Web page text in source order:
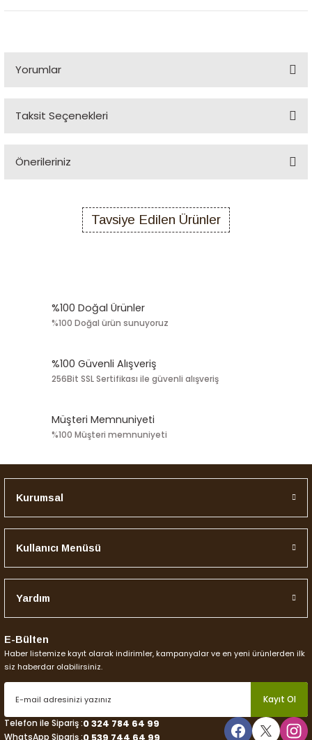
Yorumlar
Bu ürüne ilk yorumu siz yapın!
Taksit Seçenekleri
Önerileriniz
konularda yetersiz gördüğünüz noktaları öneri formunu kullanarak
tarafımıza iletebilirsiniz.
Görüş ve önerileriniz için teşekkür ederiz.
Ürün bilgilerinde hatalar bulunuyor.
Ürün fiyatı diğer sitelerden daha pahalı.
Gönder
Tavsiye Edilen Ürünler
230,00 TL
Ürünü Sepete Ekle
Tükendi
Sazak Yakan Biber Turşusu 1 lik Pet
Sazak Zeytin
750,00 TL
%100 Doğal Ürünler
%100 Doğal ürün sunuyoruz
%100 Güvenli Alışveriş
256Bit SSL Sertifikası ile güvenli alışveriş
Müşteri Memnuniyeti
%100 Müşteri memnuniyeti
Kurumsal
Kullanıcı Menüsü
Yardım
E-Bülten
Haber listemize kayıt olarak indirimler, kampanyalar ve en yeni ürünlerden ilk
siz haberdar olabilirsiniz.
Kayıt Ol
Telefon ile Sipariş :0 324 784 64 99
WhatsApp Sipariş :0 539 744 64 99